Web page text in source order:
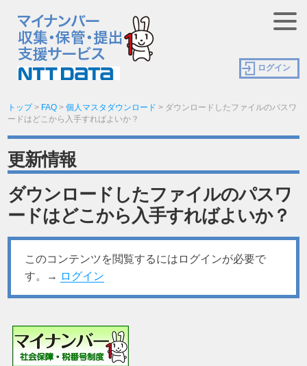
ログイン
トップ> FAQ >個人マスタダウンロード > ダウンロードしたファイルのパスワ
ードはどこから入手すればよいか？
更新情報
ダウンロードしたファイルのパスワ
ードはどこから入手すればよいか？
このコンテンツを閲覧するにはログインが必要で
す。→ ログイン